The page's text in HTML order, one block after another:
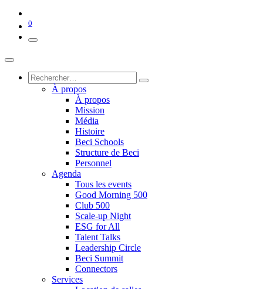
0
À propos
À propos
Mission
Média
Histoire
Beci Schools
Structure de Beci
Personnel
Agenda
Tous les events
Good Morning 500
Club 500
Scale-up Night
ESG for All
Talent Talks
Leadership Circle
Beci Summit
Connectors
Services